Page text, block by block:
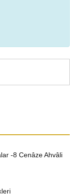
-8 Cenâze Ahvâli